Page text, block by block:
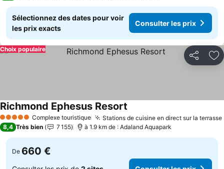
Sélectionnez des dates pour voir
les prix exacts
Consulter les prix
Partager
Choix populaire
5 Étoiles Complexe touristique Stations de cuisine en direct sur la terrasse
Richmond Ephesus Resort
8,4 Très bien 7 155 à 1.9 km de : Adaland Aquapark
De 660 €